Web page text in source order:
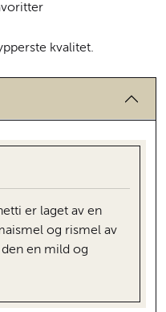
kvalitet.
er laget av en
og rismel av
en mild og